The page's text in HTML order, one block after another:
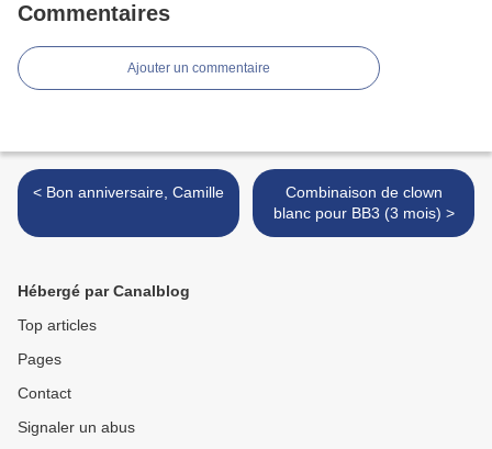
Commentaires
Ajouter un commentaire
< Bon anniversaire, Camille
Combinaison de clown
blanc pour BB3 (3 mois) >
Hébergé par Canalblog
Top articles
Pages
Contact
Signaler un abus